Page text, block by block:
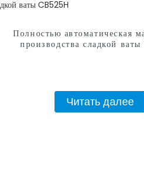
Полностью автоматическая
производства сладкой
Читать далее